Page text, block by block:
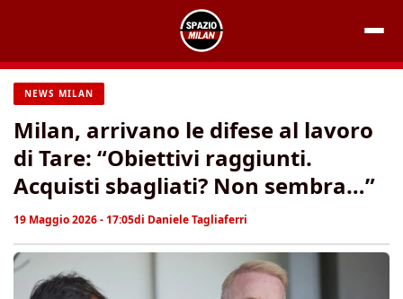
contenuto
NEWS MILAN
Milan, arrivano le difese al lavoro
di Tare: “Obiettivi raggiunti.
Acquisti sbagliati? Non sembra…”
19 Maggio 2026 - 17:05di Daniele Tagliaferri